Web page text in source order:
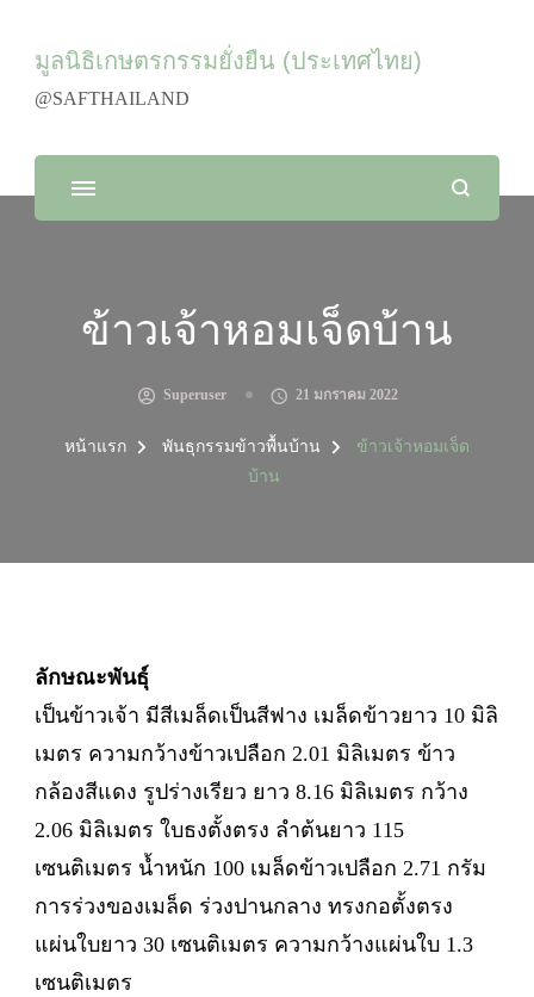
มูลนิธิเกษตรกรรมยั่งยืน (ประเทศไทย)
@SAFTHAILAND
ข้าวเจ้าหอมเจ็ดบ้าน
Superuser 21 มกราคม 2022
หน้าแรก พันธุกรรมข้าวพื้นบ้าน
ข้าวเจ้าหอมเจ็ด
บ้าน
ลักษณะพันธุ์
เป็นข้าวเจ้า มีสีเมล็ดเป็นสีฟาง เมล็ดข้าวยาว 10 มิลิ
เมตร ความกว้างข้าวเปลือก 2.01 มิลิเมตร ข้าว
กล้องสีแดง รูปร่างเรียว ยาว 8.16 มิลิเมตร กว้าง
2.06 มิลิเมตร ใบธงตั้งตรง ลำต้นยาว 115
เซนติเมตร น้ำหนัก 100 เมล็ดข้าวเปลือก 2.71 กรัม
การร่วงของเมล็ด ร่วงปานกลาง ทรงกอตั้งตรง
แผ่นใบยาว 30 เซนติเมตร ความกว้างแผ่นใบ 1.3
เซนติเมตร